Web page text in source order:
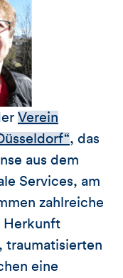
Verein
, das
aus dem
Services, am
zahlreiche
Herkunft
traumatisierten
eine